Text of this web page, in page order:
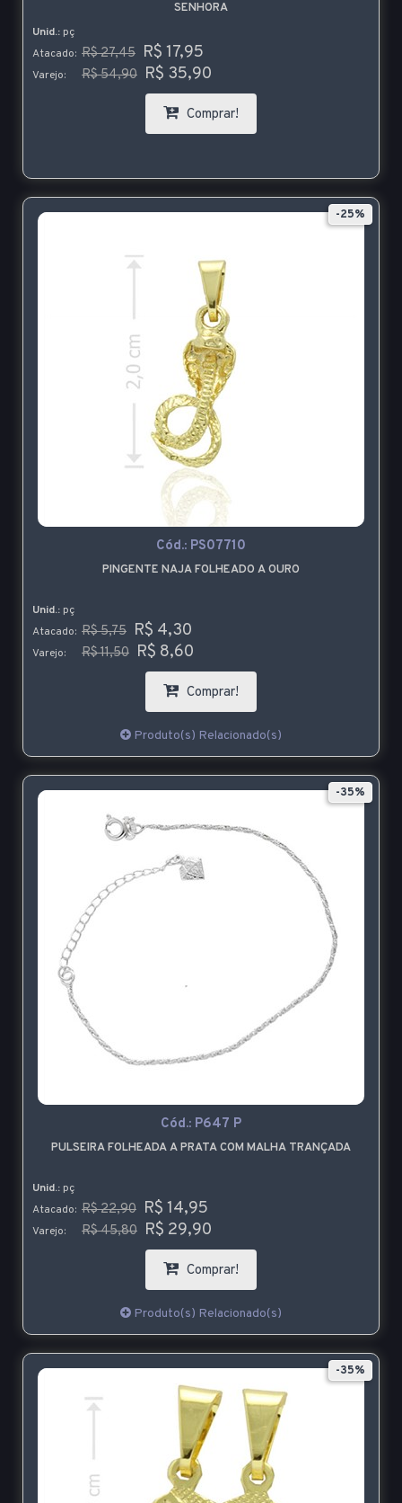
SENHORA
Unid.: pç
Atacado: R$ 27,45 R$ 17,95
Varejo: R$ 54,90 R$ 35,90
Comprar!
-25%
Cód.: PS07710
PINGENTE NAJA FOLHEADO A OURO
Unid.: pç
Atacado: R$ 5,75 R$ 4,30
Varejo: R$ 11,50 R$ 8,60
Comprar!
Produto(s) Relacionado(s)
-35%
Cód.: P647 P
PULSEIRA FOLHEADA A PRATA COM MALHA TRANÇADA
Unid.: pç
Atacado: R$ 22,90 R$ 14,95
Varejo: R$ 45,80 R$ 29,90
Comprar!
Produto(s) Relacionado(s)
-35%